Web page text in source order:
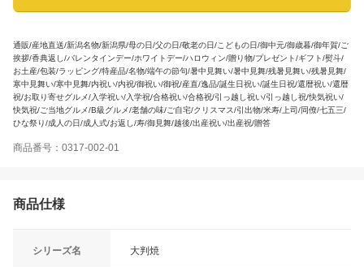
通販/産地直送/新潟名物/新潟県/母の日/父の日/敬老の日/こどもの日/御中元/御歳暮/御年賀/ご
挨拶/香典返し/バレンタインデー/ホワイトデー/ハロウィン/贈り物/プレゼント/ギフト/熨斗/
お土産/包装/ラッピング/特産品/名物/端午の節句/暑中見舞い/暑中見舞/残暑見舞い/残暑見舞/
寒中見舞い/寒中見舞/内祝い/内祝/御祝い/御祝/産直/逸品/誕生日祝い/誕生日祝/還暦祝い/還暦
祝/お取り寄せグルメ/入学祝い/入学祝/合格祝い/合格祝/引っ越し祝い/引っ越し祝/快気祝い/
快気祝/ご当地グルメ/B級グルメ/老舗の味/ご自宅/クリスマス/引出物/米寿/上司/同僚/七五三/
ひな祭り/成人の日/成人式/お返し/寿/御見舞/越後/出産祝い/出産祝/贈答
商品番号：0317-002-01
商品仕様
シリーズ名 大判焼